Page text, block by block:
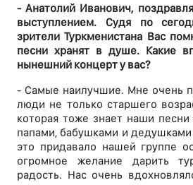
- Анатолий Иванович,
выступлением. Судя по
зрители Туркменистана Вас
песни хранят в душе. Какие
нынешний концерт у вас?
- Самые наилучшие. Мне очень
люди не только старшего
которая тоже знает наши
папами, бабушками и
это придавало нашей группе
огромное желание дарить
радость. Нас очень